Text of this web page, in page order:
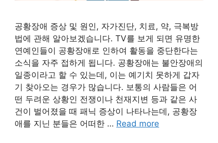
공황장애 증상 및 원인, 자가진단, 치료, 약, 극복방
법에 관해 알아보겠습니다. TV를 보게 되면 유명한
연예인들이 공황장애로 인하여 활동을 중단한다는
소식을 자주 접하게 됩니다. 공황장애는 불안장애의
일종이라고 할 수 있는데, 이는 예기치 못하게 갑자
기 찾아오는 경우가 많습니다. 보통의 사람들은 어
떤 두려운 상황인 전쟁이나 천재지변 등과 같은 사
건이 벌어졌을 때 패닉 증상이 나타나는데, 공황장
애를 지닌 분들은 어떠한 … Read more